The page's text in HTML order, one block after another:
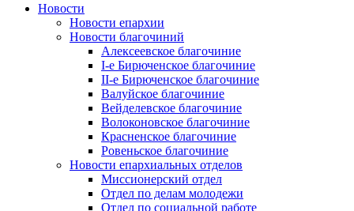
Новости
Новости епархии
Новости благочиний
Алексеевское благочиние
I-е Бирюченское благочиние
II-е Бирюченское благочиние
Валуйское благочиние
Вейделевское благочиние
Волоконовское благочиние
Красненское благочиние
Ровеньское благочиние
Новости епархиальных отделов
Миссионерский отдел
Отдел по делам молодежи
Отдел по социальной работе